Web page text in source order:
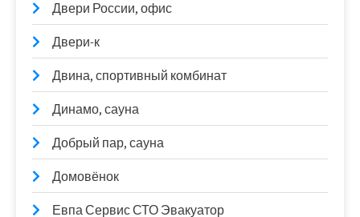
Двери России, офис
Двери-к
Двина, спортивный комбинат
Динамо, сауна
Добрый пар, сауна
Домовёнок
Евпа Сервис СТО Эвакуатор